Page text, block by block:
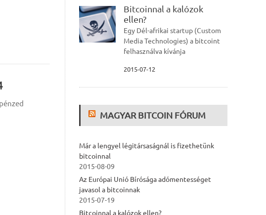
Bitcoinnal a kalózok
ellen?
Egy Dél-afrikai startup (Custom
Media Technologies) a bitcoint
felhasználva kívánja
2015-07-12
MAGYAR BITCOIN FÓRUM
Már a lengyel légitársaságnál is fizethetünk
bitcoinnal
2015-08-09
Az Európai Unió Bírósága adómentességet
javasol a bitcoinnak
2015-07-19
Bitcoinnal a kalózok ellen?